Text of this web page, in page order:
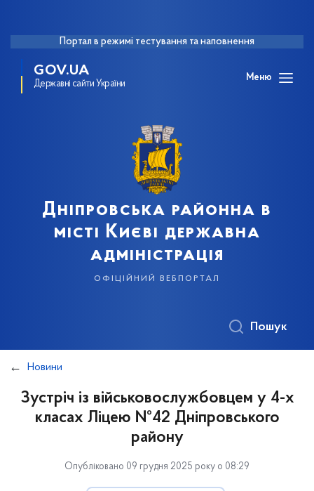
Портал в режимі тестування та наповнення
GOV.UA
Державні сайти України
Меню
Дніпровська районна в
місті Києві державна
адміністрація
офіційний вебпортал
Пошук
Новини
Зустріч із військовослужбовцем у 4-х
класах Ліцею №42 Дніпровського
району
Опубліковано 09 грудня 2025 року о 08:29